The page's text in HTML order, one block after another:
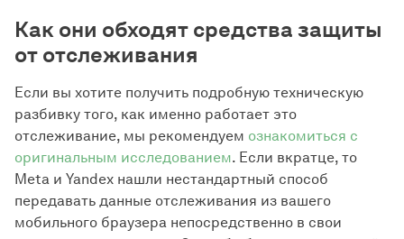
Как они обходят средства защиты
от отслеживания
Если вы хотите получить подробную техническую
разбивку того, как именно работает это
отслеживание, мы рекомендуем ознакомиться с
оригинальным исследованием. Если вкратце, то
Meta и Yandex нашли нестандартный способ
передавать данные отслеживания из вашего
мобильного браузера непосредственно в свои